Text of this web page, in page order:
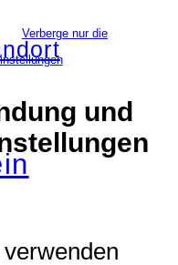
Verberge nur die
und